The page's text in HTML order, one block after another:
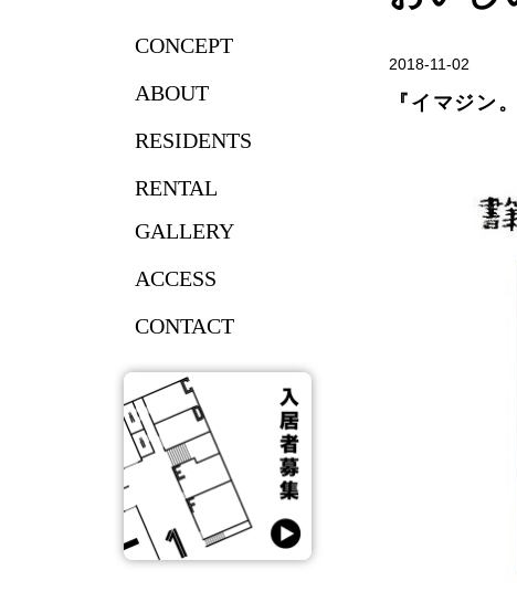
2018-11-02
『イマジ
CONCEPT
ABOUT
RESIDENTS
RENTAL
GALLERY
ACCESS
CONTACT